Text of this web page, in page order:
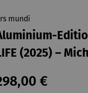
mundi
(2025) –
€